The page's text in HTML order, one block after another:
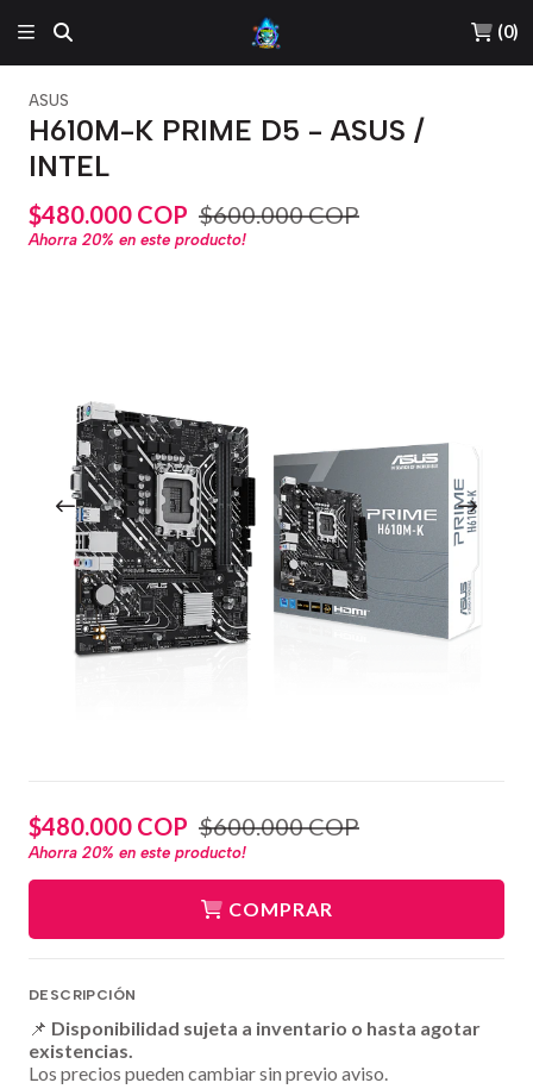
(0)
ASUS
H610M-K PRIME D5 - ASUS /
INTEL
$480.000 COP $600.000 COP
Ahorra 20% en este producto!
$480.000 COP $600.000 COP
Ahorra 20% en este producto!
COMPRAR
DESCRIPCIÓN
📌 Disponibilidad sujeta a inventario o hasta agotar
existencias.
Los precios pueden cambiar sin previo aviso.